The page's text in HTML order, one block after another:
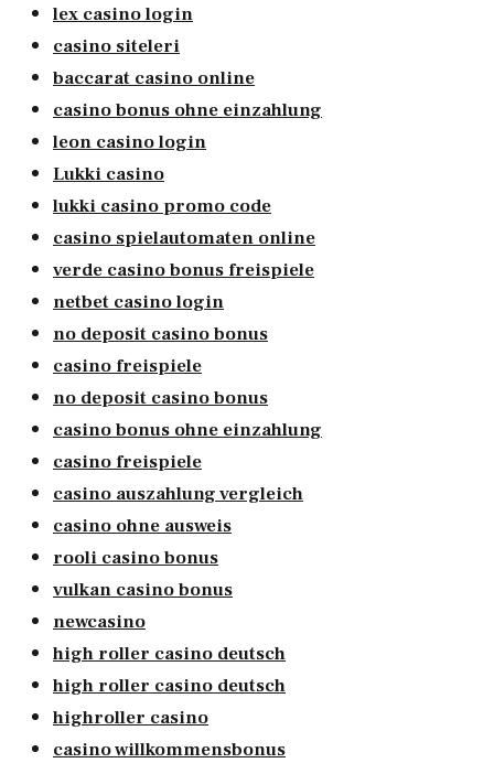
lex casino login
casino siteleri
baccarat casino online
casino bonus ohne einzahlung
leon casino login
Lukki casino
lukki casino promo code
casino spielautomaten online
verde casino bonus freispiele
netbet casino login
no deposit casino bonus
casino freispiele
no deposit casino bonus
casino bonus ohne einzahlung
casino freispiele
casino auszahlung vergleich
casino ohne ausweis
rooli casino bonus
vulkan casino bonus
newcasino
high roller casino deutsch
high roller casino deutsch
highroller casino
casino willkommensbonus